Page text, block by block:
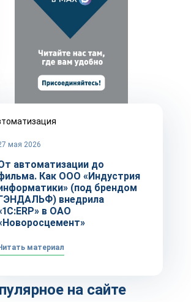
мая 2026
автоматизации до
Как ООО «Индустрия
(под брендом
внедрила
в ОАО
материал
на сайте